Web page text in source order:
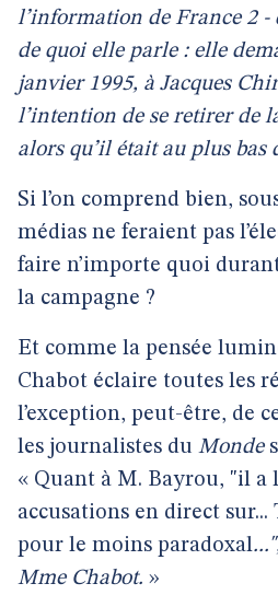
l’information de France 2 -
de quoi elle parle : elle
janvier 1995, à Jacques
l’intention de se retirer de
alors qu’il était au plus bas
Si l’on comprend bien,
médias ne feraient pas
faire n’importe quoi
la campagne ?
Et comme la pensée
Chabot éclaire toutes les
l’exception, peut-être, de
les journalistes du Monde
« Quant à M. Bayrou, "il a
accusations en direct sur...
pour le moins paradoxal
Mme Chabot. »